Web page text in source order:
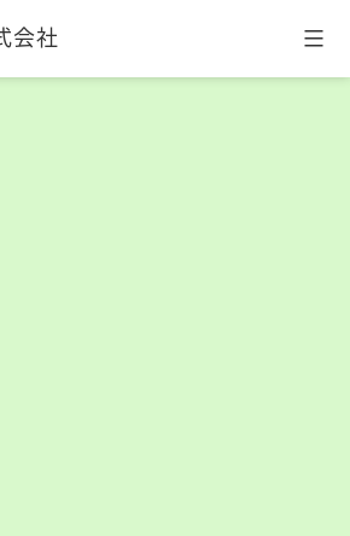
会社